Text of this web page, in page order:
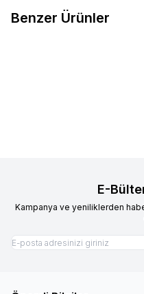
Benzer Ürünler
E-
Kampanya ve yeniliklerden